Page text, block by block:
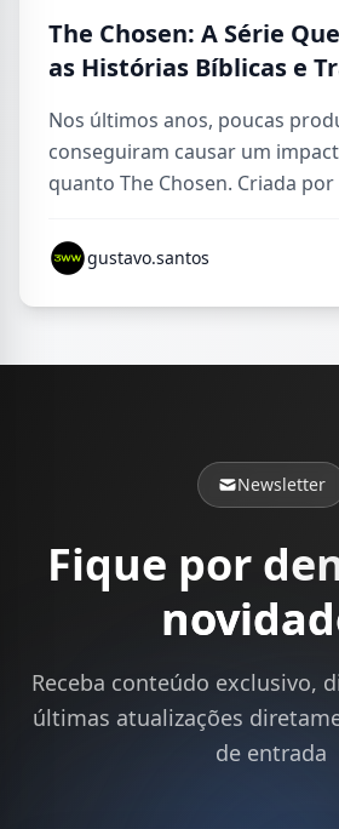
The Chosen: A Série
as Histórias Bíblicas e
Nos últimos anos, poucas
conseguiram causar um
quanto The Chosen. Criada por
gustavo.santos
Newsletter
Fique por
Receba conteúdo exclusivo,
últimas atualizações
de entrada